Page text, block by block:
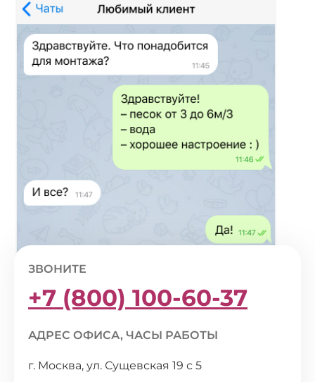
ЗВОНИТЕ
+7 (800) 100-60-37
АДРЕС ОФИСА, ЧАСЫ РАБОТЫ
г. Москва, ул. Сущевская 19 с 5